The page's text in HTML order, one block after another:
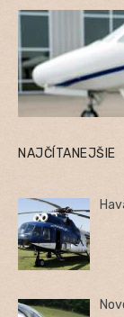
NAJČÍTANEJŠIE